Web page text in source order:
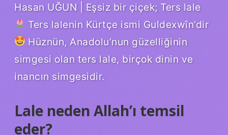
Hasan UĞUN | Eşsiz bir çiçek; Ters lale
Ters lalenin Kürtçe ismi Guldexwîn’dir
Hüznün, Anadolu’nun güzelliğinin
simgesi olan ters lale, birçok dinin ve
inancın simgesidir.
Lale neden Allah’ı temsil
eder?